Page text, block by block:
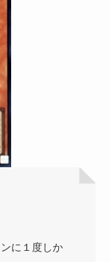
に１度しか